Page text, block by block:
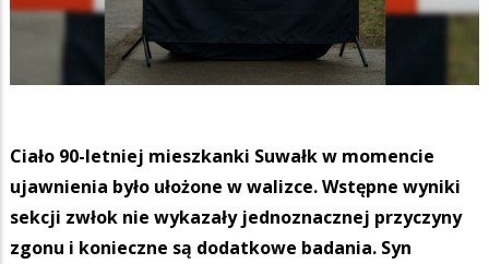
Ciało 90-letniej mieszkanki Suwałk w momencie
ujawnienia było ułożone w walizce. Wstępne wyniki
sekcji zwłok nie wykazały jednoznacznej przyczyny
zgonu i konieczne są dodatkowe badania. Syn